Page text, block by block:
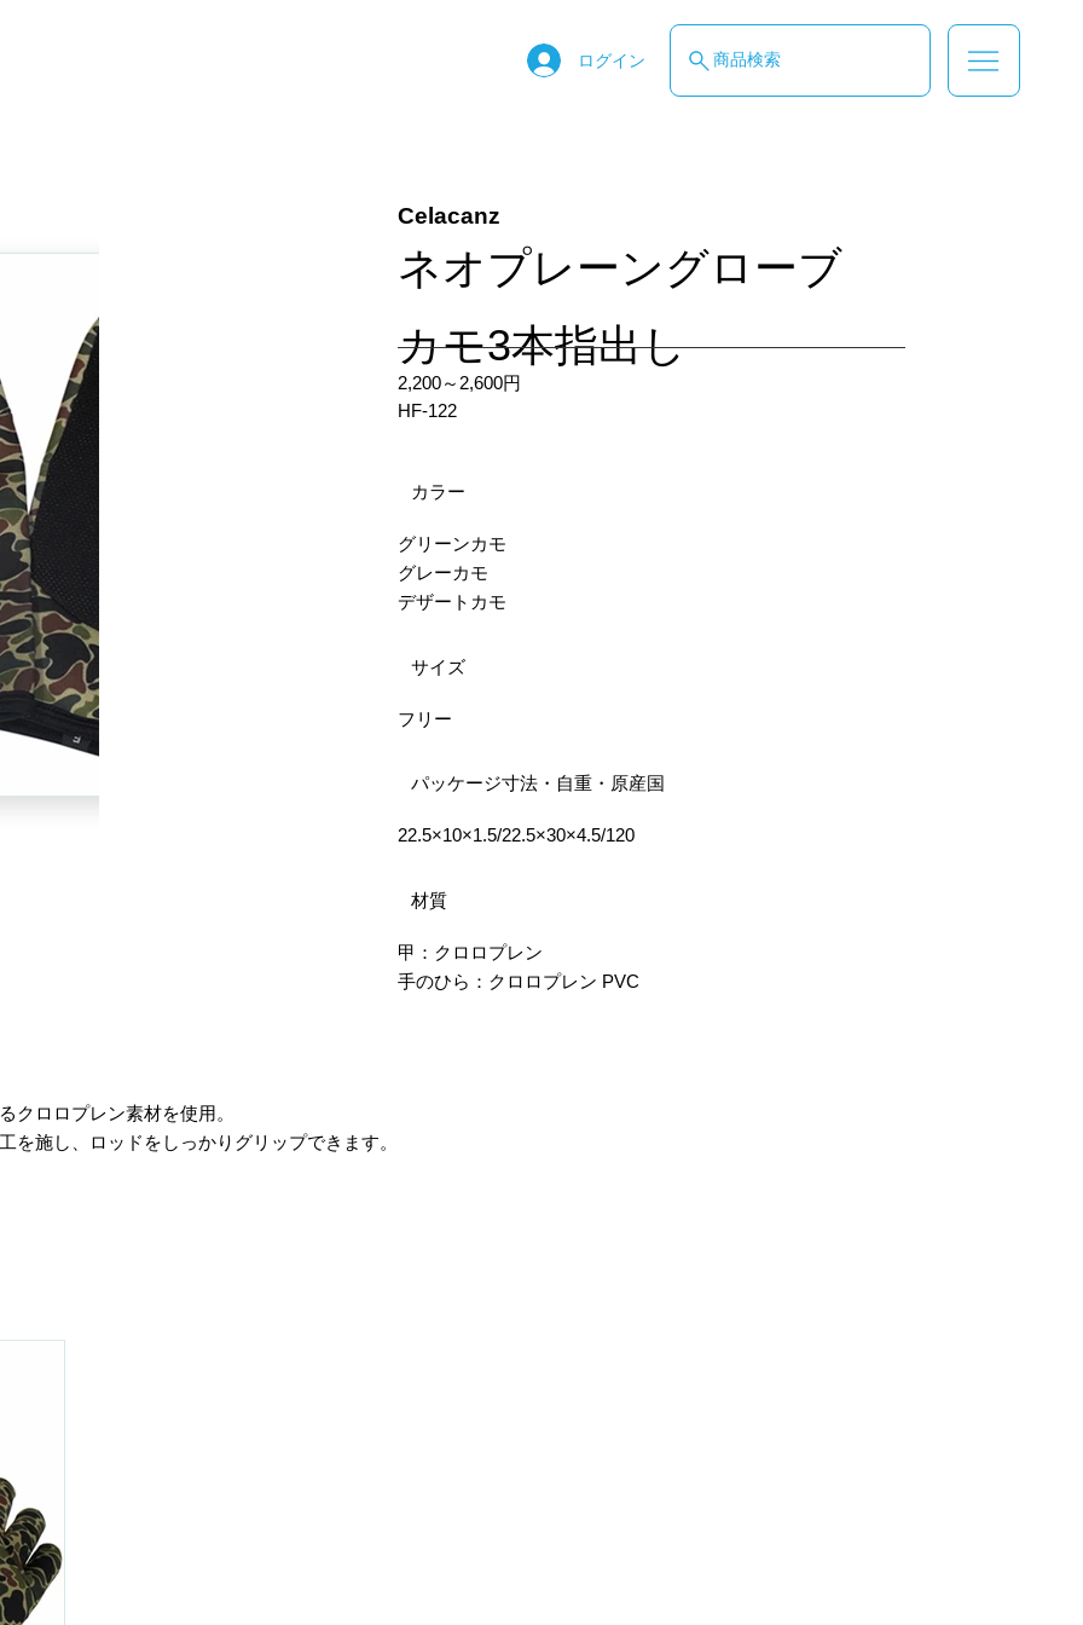
ログイン 商品検索
クロロプレン素材を使用。
を施し、ロッドをしっかりグリップできます。
Celacanz
ネオプレーングローブ
カモ3本指出し
HF-122
2,200～2,600円
カラー
グリーンカモ
グレーカモ
デザートカモ
サイズ
フリー
パッケージ寸法・自重・原産国
22.5×10×1.5/22.5×30×4.5/120
材質
甲：クロロプレン
手のひら：クロロプレン PVC